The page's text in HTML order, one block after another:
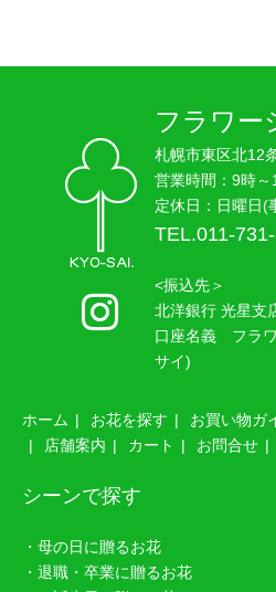
フラワー
札幌市東区北12
営業時間：9時～
定休日：日曜日(
TEL.011-
<振込先＞
北洋銀行 光星支
口座名義 フラ
サイ)
ホーム お花を探す お買い物ガ
店舗案内
カート お問合せ
シーンで探す
・母の日に贈るお花
・退職・卒業に贈るお花